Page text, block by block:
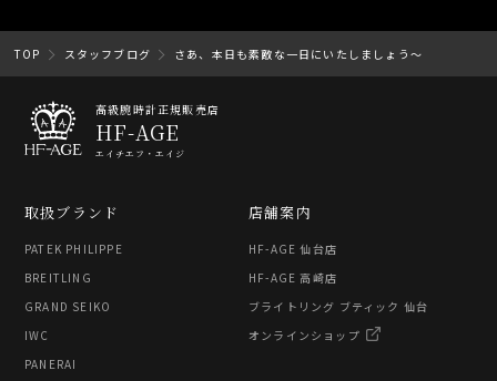
TOP スタッフブログ さあ、本日も素敵な一日にいたしましょう～
高級腕時計正規販売店
HF-AGE
エイチエフ・エイジ
取扱ブランド
PATEK PHILIPPE
BREITLING
GRAND SEIKO
IWC
PANERAI
店舗案内
HF-AGE 仙台店
HF-AGE 高崎店
ブライトリング ブティック 仙台
オンラインショップ